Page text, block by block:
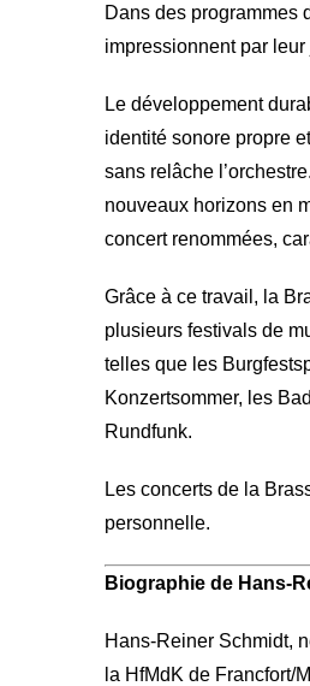
Dans des programmes
impressionnent par
Le développement
identité sonore propre
sans relâche
nouveaux horizons en
concert renommées,
Grâce à ce travail, la
plusieurs festivals de
telles que les
Konzertsommer, les
Rundfunk.
Les concerts de la
personnelle.
Biographie de Hans-
Hans-Reiner Schmidt,
la HfMdK de Francfort/